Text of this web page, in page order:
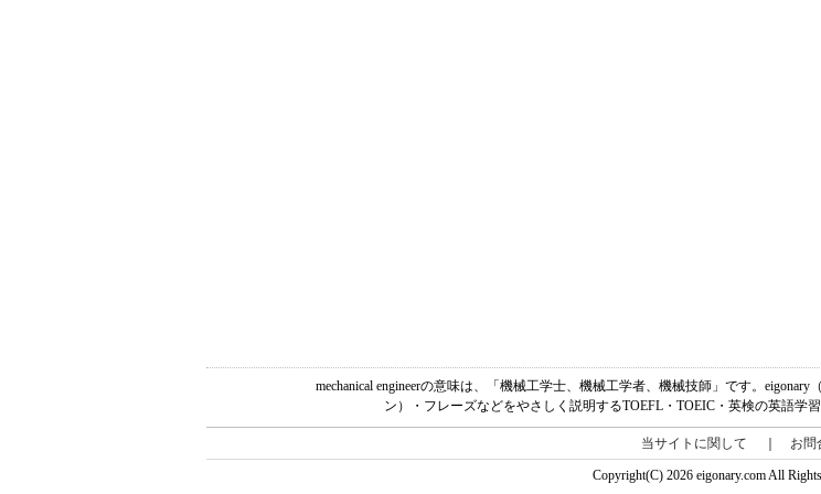
mechanical engineerの意味は、「機械工学士、機械工学者、機械技師」です。
ン）・フレーズなどをやさしく説明するTOEFL・TOEIC・英検の英語学
当サイトに関して お問
Copyright(C) 2026 eigonary.com All